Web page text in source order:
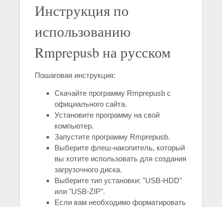
Инструкция по
использованию
Rmprepusb на русском
Пошаговая инструкция:
Скачайте программу Rmprepusb с
официального сайта.
Установите программу на свой
компьютер.
Запустите программу Rmprepusb.
Выберите флеш-накопитель, который
вы хотите использовать для создания
загрузочного диска.
Выберите тип установки: "USB-HDD"
или "USB-ZIP".
Если вам необходимо форматировать